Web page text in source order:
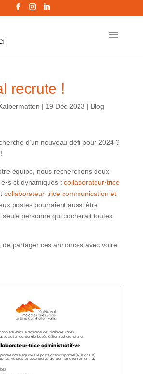
recrute !
| 19 Déc 2023 | Blog
d’un nouveau défi pour 2024 ?
équipe, nous recherchons deux
et dynamiques : collaborateur·trice
collaborateur·trice communication et
postes pourraient aussi être
seule personne qui cocherait toutes
de partager ces annonces avec votre